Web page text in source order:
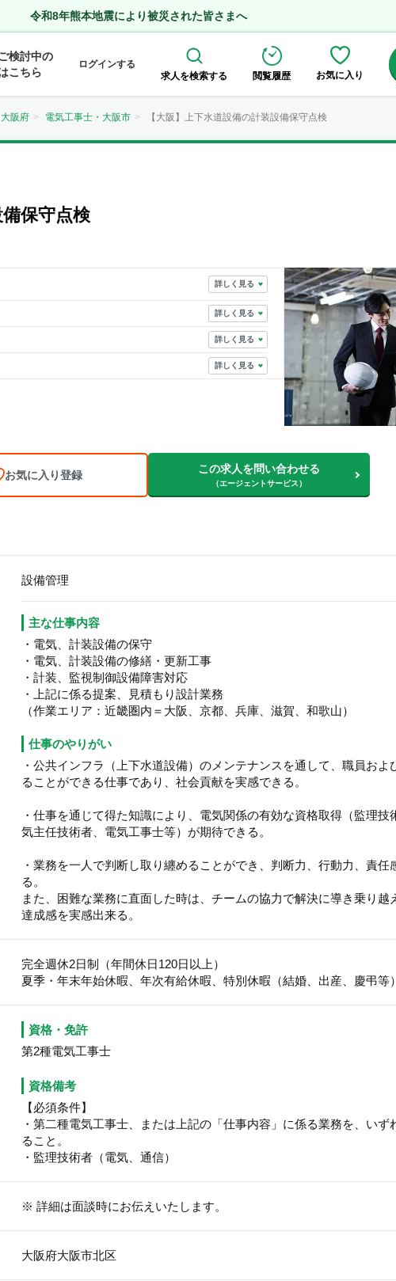
令和8年熊本地震により被災された皆さまへ
検討中の
こちら
ログインする
求人を検索する
閲覧履歴 お気に入り
阪府 電気工事士・大阪市 【大阪】上下水道設備の計装設備保守点検
備保守点検
詳しく見る
詳しく見る
詳しく見る
詳しく見る
お気に入り登録 この求人を問い合わせる
（エージェントサービス）
設備管理
主な仕事内容
・電気、計装設備の保守
・電気、計装設備の修繕・更新工事
・計装、監視制御設備障害対応
・上記に係る提案、見積もり設計業務
（作業エリア：近畿圏内＝大阪、京都、兵庫、滋賀、和歌山）
仕事のやりがい
・公共インフラ（上下水道設備）のメンテナンスを通して、職員お
ることができる仕事であり、社会貢献を実感できる。
・仕事を通じて得た知識により、電気関係の有効な資格取得（監理
気主任技術者、電気工事士等）が期待できる。
・業務を一人で判断し取り纏めることができ、判断力、行動力、責任
る。
また、困難な業務に直面した時は、チームの協力で解決に導き乗り越
達成感を実感出来る。
完全週休2日制（年間休日120日以上）
夏季・年末年始休暇、年次有給休暇、特別休暇（結婚、出産、慶弔等）
資格・免許
第2種電気工事士
資格備考
【必須条件】
・第二種電気工事士、または上記の「仕事内容」に係る業務を、いず
ること。
・監理技術者（電気、通信）
※ 詳細は面談時にお伝えいたします。
大阪府大阪市北区